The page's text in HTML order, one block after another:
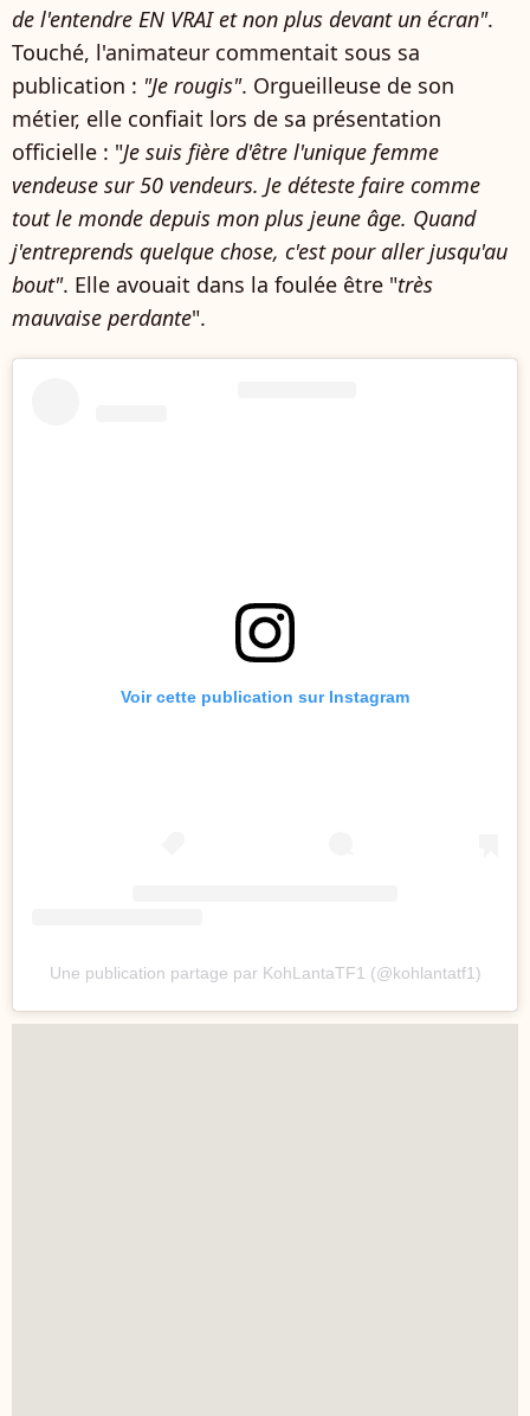
de l'entendre EN VRAI et non plus devant un écran".
Touché, l'animateur commentait sous sa
publication : "Je rougis". Orgueilleuse de son
métier, elle confiait lors de sa présentation
officielle : "Je suis fière d'être l'unique femme
vendeuse sur 50 vendeurs. Je déteste faire comme
tout le monde depuis mon plus jeune âge. Quand
j'entreprends quelque chose, c'est pour aller jusqu'au
bout". Elle avouait dans la foulée être "très
mauvaise perdante".
Voir cette publication sur Instagram
Une publication partage par KohLantaTF1 (@kohlantatf1)